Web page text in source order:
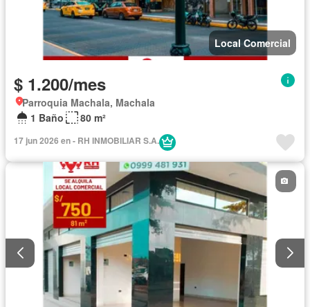
Local Comercial
$ 1.200/mes
Parroquia Machala, Machala
1 Baño
80 m²
17 jun 2026 en - RH INMOBILIAR S.A.